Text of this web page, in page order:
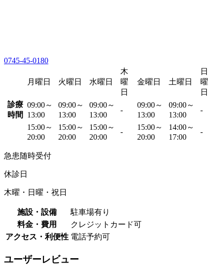
0745-45-0180
月曜日 火曜日 水曜日
木
曜
日
金曜日 土曜日
日
曜
日
診療
時間
09:00～
13:00
09:00～
13:00
09:00～
13:00
-
09:00～
13:00
09:00～
13:00
-
15:00～
20:00
15:00～
20:00
15:00～
20:00
-
15:00～
20:00
14:00～
17:00
-
急患随時受付
休診日
木曜・日曜・祝日
施設・設備
駐車場有り
料金・費用
クレジットカード可
アクセス・利便性 電話予約可
ユーザーレビュー